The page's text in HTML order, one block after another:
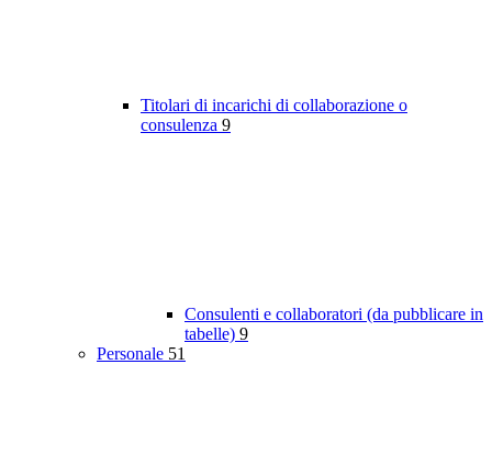
Titolari di incarichi di collaborazione o
consulenza 9
Consulenti e collaboratori (da pubblicare in
tabelle) 9
Personale 51